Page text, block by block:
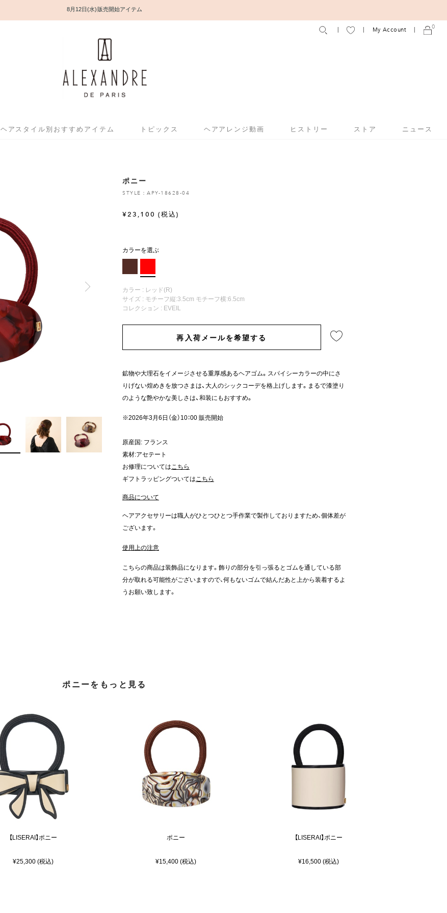
8月12日(水) 販売開始アイテム
ヘアスタイル別おすすめアイテム トピックス ヘアアレンジ動画 ヒストリー ストア ニュース
My Account 0
ポニー
STYLE：APY-18628-04
¥23,100 (税込)
カラーを選ぶ
カラー : レッド(R)
サイズ : モチーフ縦:3.5cm モチーフ横:6.5cm
コレクション : EVEIL
再入荷メールを希望する
鉱物や大理石をイメージさせる重厚感あるヘアゴム。スパイシーカラーの中にさ
りげない煌めきを放つさまは、大人のシックコーデを格上げします。まるで漆塗り
のような艶やかな美しさは、和装にもおすすめ。
※2026年3月6日（金）10：00 販売開始
原産国: フランス
素材:アセテート
お修理についてはこちら
ギフトラッピングついてはこちら
商品について
ヘアアクセサリーは職人がひとつひとつ手作業で製作しておりますため、個体差が
ございます。
使用上の注意
こちらの商品は装飾品になります。飾りの部分を引っ張るとゴムを通している部
分が取れる可能性がございますので、何もないゴムで結んだあと上から装着するよ
うお願い致します。
ポニーをもっと見る
【LISERAI】ポニー
¥25,300 (税込)
ポニー
¥15,400 (税込)
【LISERAI】ポニー
¥16,500 (税込)